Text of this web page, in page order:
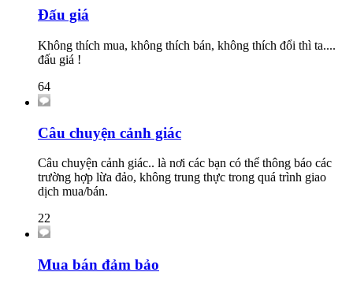
Đấu giá
Không thích mua, không thích bán, không thích đổi thì ta....
đấu giá !
64
Câu chuyện cảnh giác
Câu chuyện cảnh giác.. là nơi các bạn có thể thông báo các
trường hợp lừa đảo, không trung thực trong quá trình giao
dịch mua/bán.
22
Mua bán đảm bảo